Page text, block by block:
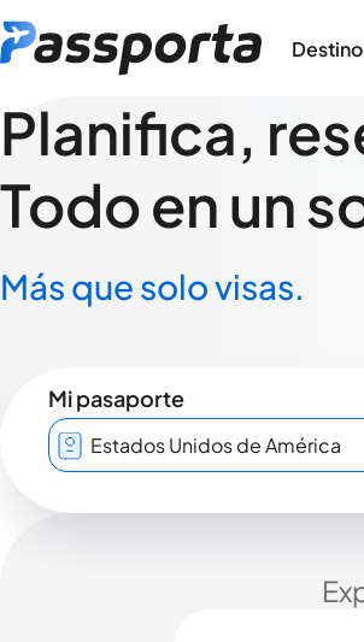
Planifica,
Todo en un
Más que solo visas.
Mi pasaporte